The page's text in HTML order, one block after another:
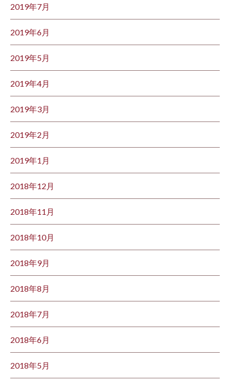
2019年7月
2019年6月
2019年5月
2019年4月
2019年3月
2019年2月
2019年1月
2018年12月
2018年11月
2018年10月
2018年9月
2018年8月
2018年7月
2018年6月
2018年5月